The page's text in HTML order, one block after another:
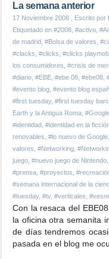
La semana anterior
17 Noviembre 2008 , Escrito por
Etiquetado en #2008 #activo
de madrid #Bolsa de valores
#clacks #clicks #clicks
los consumidores #crisis de
#diario #EBE #ebe 08 #ebe08
#evento blog #evento blog
#first tuesday, #first tuesday
Earth y la Antigua Roma
#identidad #identidad en la
renovables #lo nuevo de Google
valores #Networking
juego #nuevo juego de Nintendo
#prensa #proyectos
#semana internacional de la
#tuesday, #tv, #verticales
Con la resaca del
la oficina otra semanita
de días tendremos
pasada en el blog me